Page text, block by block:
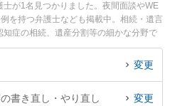
が1名見つかりました。夜間面談やWE
を持つ弁護士なども掲載中。相続・遺言
症の相続、遺産分割等の細かな分野で
京けやき法律事務所の小池 良弁護士の
どが注目されています。『清瀬市で土
の弁護士に相談予約したい』などでお
変更
書き直し・やり直し 変更